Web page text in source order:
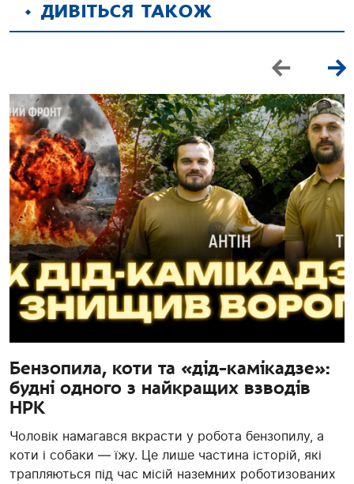
ДИВІТЬСЯ ТАКОЖ
Бензопила, коти та «дід-камікадзе»:
будні одного з найкращих взводів
НРК
Чоловік намагався вкрасти у робота бензопилу, а
коти і собаки — їжу. Це лише частина історій, які
трапляються під час місій наземних роботизованих